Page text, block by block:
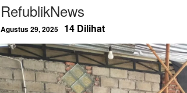
RefublikNews
Agustus 29, 2025 14 Dilihat